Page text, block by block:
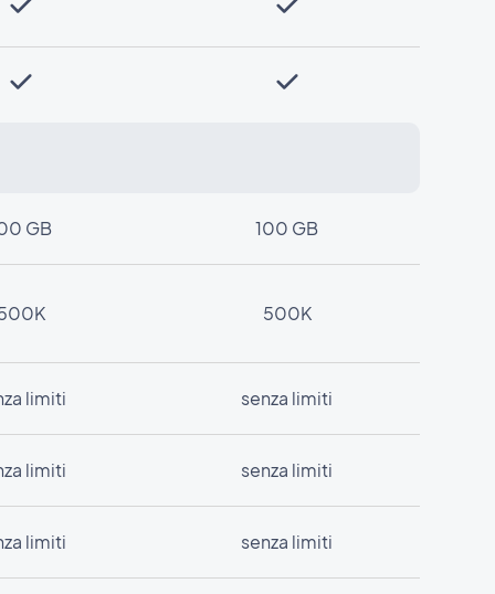
GB 100 GB
500K
limiti senza limiti
limiti senza limiti
limiti senza limiti